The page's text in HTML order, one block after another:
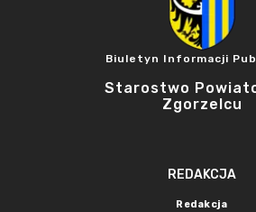
Biuletyn Informacji
Starostwo
Zgorzelcu
REDAKCJA
Redakcja